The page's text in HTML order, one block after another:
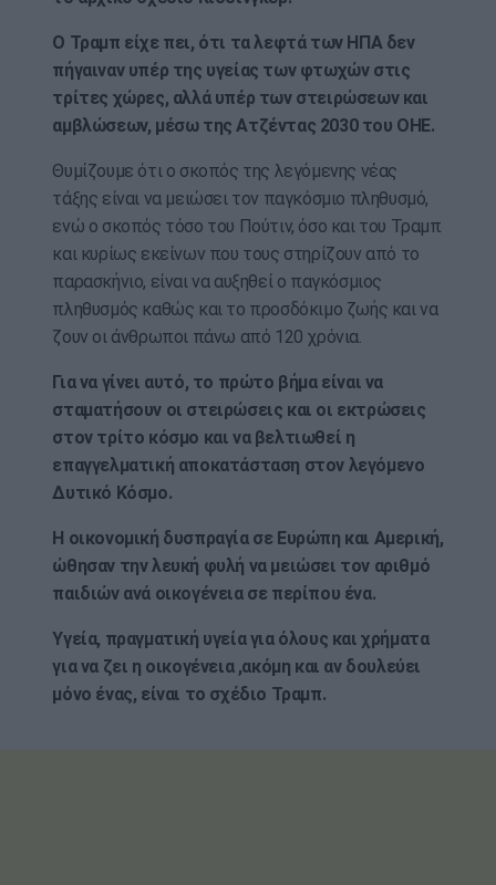
Ο Τραμπ είχε πει, ότι τα λεφτά των ΗΠΑ δεν
πήγαιναν υπέρ της υγείας των φτωχών στις
τρίτες χώρες, αλλά υπέρ των στειρώσεων και
αμβλώσεων, μέσω της Ατζέντας 2030 του ΟΗΕ.
Θυμίζουμε ότι ο σκοπός της λεγόμενης νέας
τάξης είναι να μειώσει τον παγκόσμιο πληθυσμό,
ενώ ο σκοπός τόσο του Πούτιν, όσο και του Τραμπ
και κυρίως εκείνων που τους στηρίζουν από το
παρασκήνιο, είναι να αυξηθεί ο παγκόσμιος
πληθυσμός καθώς και το προσδόκιμο ζωής και να
ζουν οι άνθρωποι πάνω από 120 χρόνια.
Για να γίνει αυτό, το πρώτο βήμα είναι να
σταματήσουν οι στειρώσεις και οι εκτρώσεις
στον τρίτο κόσμο και να βελτιωθεί η
επαγγελματική αποκατάσταση στον λεγόμενο
Δυτικό Κόσμο.
Η οικονομική δυσπραγία σε Ευρώπη και Αμερική,
ώθησαν την λευκή φυλή να μειώσει τον αριθμό
παιδιών ανά οικογένεια σε περίπου ένα.
Υγεία, πραγματική υγεία για όλους και χρήματα
για να ζει η οικογένεια ,ακόμη και αν δουλεύει
μόνο ένας, είναι το σχέδιο Τραμπ.